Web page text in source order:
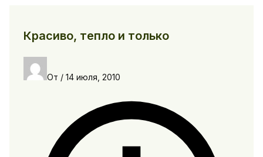
Красиво, тепло и только
От / 14 июля, 2010